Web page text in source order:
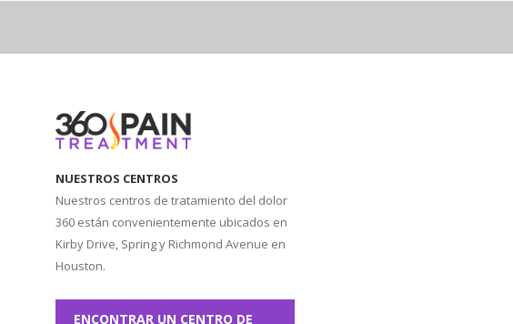
NUESTROS CENTROS
Nuestros centros de tratamiento del dolor
360 están convenientemente ubicados en
Kirby Drive, Spring y Richmond Avenue en
Houston.
ENCONTRAR UN CENTRO DE